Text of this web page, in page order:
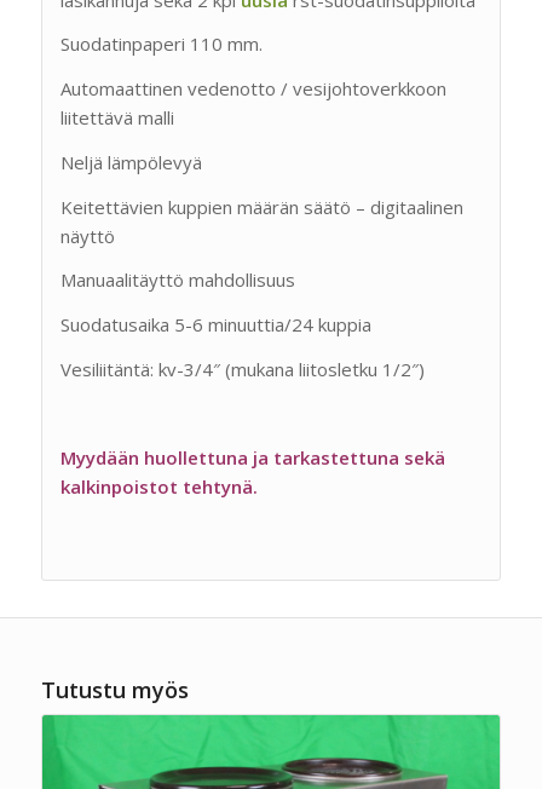
Suodatinpaperi 110 mm.
Automaattinen vedenotto / vesijohtoverkkoon
liitettävä malli
Neljä lämpölevyä
Keitettävien kuppien määrän säätö – digitaalinen
näyttö
Manuaalitäyttö mahdollisuus
Suodatusaika 5-6 minuuttia/24 kuppia
Vesiliitäntä: kv-3/4″ (mukana liitosletku 1/2″)
Myydään huollettuna ja tarkastettuna sekä
kalkinpoistot tehtynä.
Tutustu myös